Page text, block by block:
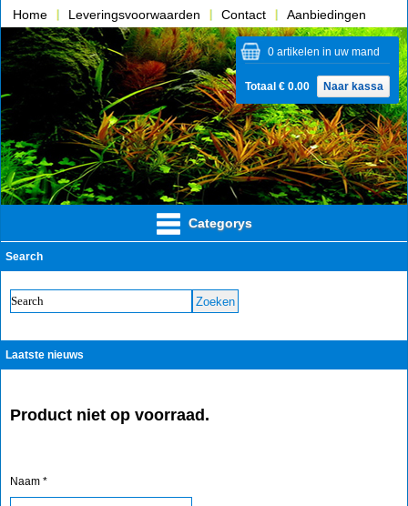
Home Leveringsvoorwaarden Contact
Aanbiedingen
Over ons
Categorys
Search
Laatste nieuws
0 artikelen in uw mand
Totaal € 0.00 Naar kassa
Product niet op voorraad.
Naam *